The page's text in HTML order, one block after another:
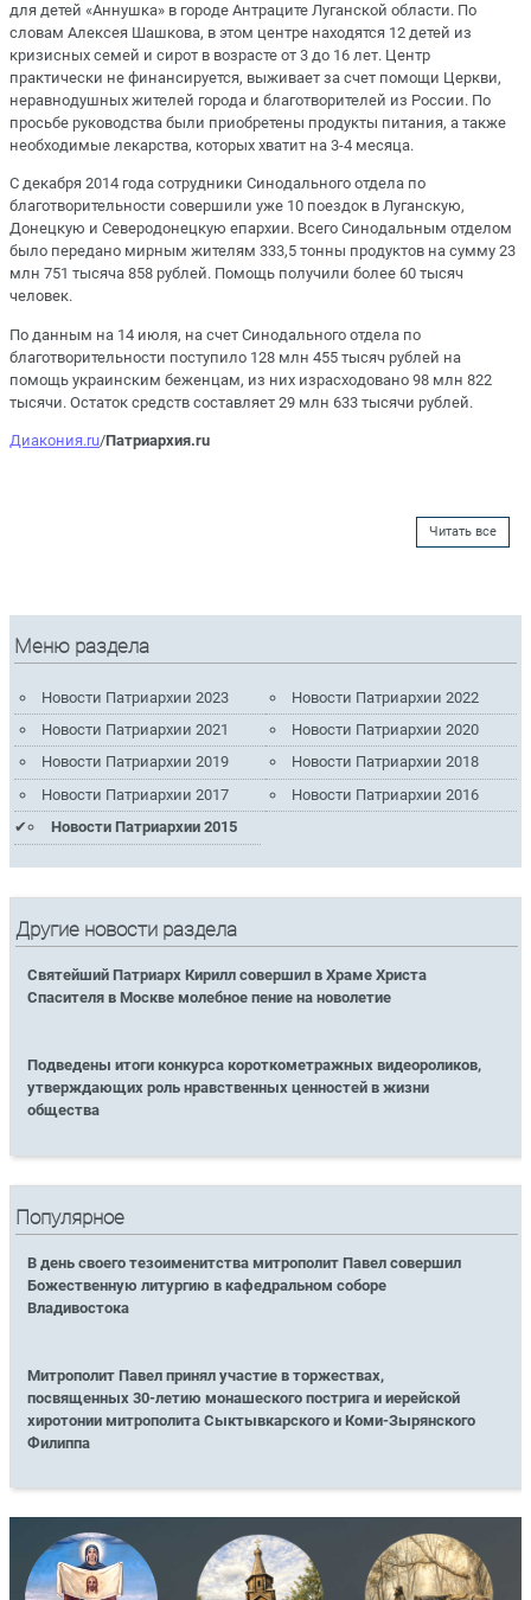
для детей «Аннушка» в городе Антраците Луганской области. По
словам Алексея Шашкова, в этом центре находятся 12 детей из
кризисных семей и сирот в возрасте от 3 до 16 лет. Центр
практически не финансируется, выживает за счет помощи Церкви,
неравнодушных жителей города и благотворителей из России. По
просьбе руководства были приобретены продукты питания, а также
необходимые лекарства, которых хватит на 3-4 месяца.
С декабря 2014 года сотрудники Синодального отдела по
благотворительности совершили уже 10 поездок в Луганскую,
Донецкую и Северодонецкую епархии. Всего Синодальным отделом
было передано мирным жителям 333,5 тонны продуктов на сумму 23
млн 751 тысяча 858 рублей. Помощь получили более 60 тысяч
человек.
По данным на 14 июля, на счет Синодального отдела по
благотворительности поступило 128 млн 455 тысяч рублей на
помощь украинским беженцам, из них израсходовано 98 млн 822
тысячи. Остаток средств составляет 29 млн 633 тысячи рублей.
Диакония.ru/Патриархия.ru
Читать все
Меню раздела
Новости Патриархии 2023
Новости Патриархии 2022
Новости Патриархии 2021
Новости Патриархии 2020
Новости Патриархии 2019
Новости Патриархии 2018
Новости Патриархии 2017
Новости Патриархии 2016
Новости Патриархии 2015
Другие новости раздела
Святейший Патриарх Кирилл совершил в Храме Христа
Спасителя в Москве молебное пение на новолетие
Подведены итоги конкурса короткометражных видеороликов,
утверждающих роль нравственных ценностей в жизни
общества
Популярное
В день своего тезоименитства митрополит Павел совершил
Божественную литургию в кафедральном соборе
Владивостока
Митрополит Павел принял участие в торжествах,
посвященных 30-летию монашеского пострига и иерейской
хиротонии митрополита Сыктывкарского и Коми-Зырянского
Филиппа